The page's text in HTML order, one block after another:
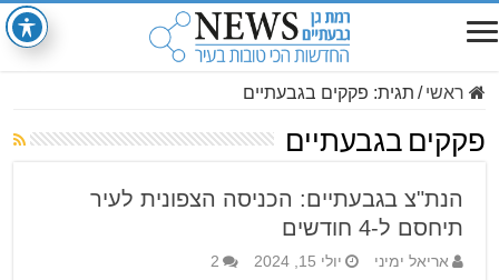
ראשי / תגית: פקקים בגבעתיים
פקקים בגבעתיים
הנת"צ בגבעתיים: הכניסה הצפונית לעיר
תיחסם ל-4 חודשים
אריאל ימיני יולי 15, 2024 2